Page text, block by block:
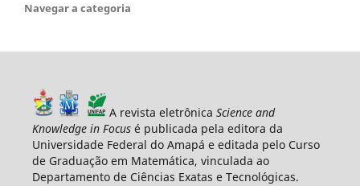
Navegar a categoria
A revista eletrônica Science and
Knowledge in Focusé publicada pela editora da
Universidade Federal do Amapá e editada pelo Curso
de Graduação em Matemática, vinculada ao
Departamento de Ciências Exatas e Tecnológicas.